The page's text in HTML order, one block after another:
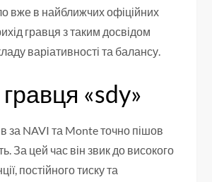
вже в найближчих офіційних
гравця з таким досвідом
варіативності та балансу.
«sdy»
за NAVI та Monte точно пішов
За цей час він звик до високого
постійного тиску та